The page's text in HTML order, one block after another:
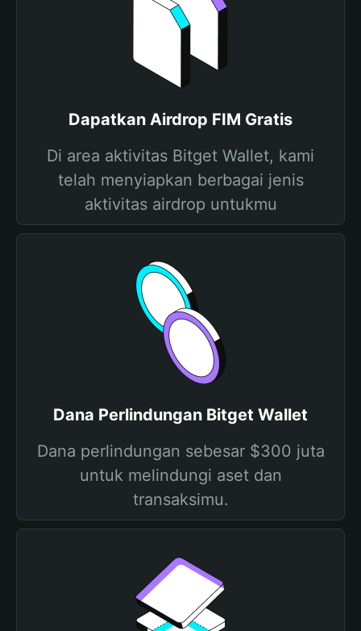
Dapatkan Airdrop FIM Gratis
Di area aktivitas Bitget Wallet, kami
telah menyiapkan berbagai jenis
aktivitas airdrop untukmu
Dana Perlindungan Bitget Wallet
Dana perlindungan sebesar $300 juta
untuk melindungi aset dan
transaksimu.